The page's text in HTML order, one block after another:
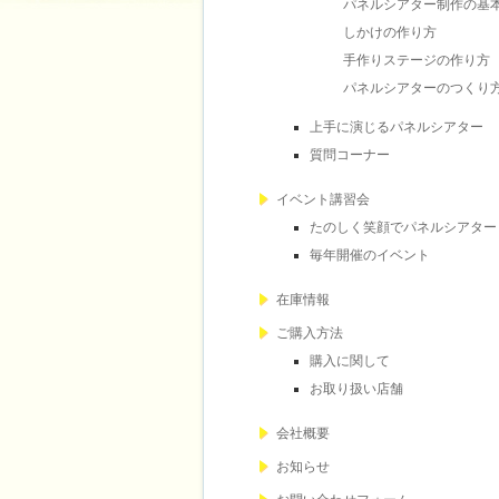
パネルシアター制作の基
しかけの作り方
手作りステージの作り方
パネルシアターのつくり
上手に演じるパネルシアター
質問コーナー
イベント講習会
たのしく笑顔でパネルシアター
毎年開催のイベント
在庫情報
ご購入方法
購入に関して
お取り扱い店舗
会社概要
お知らせ